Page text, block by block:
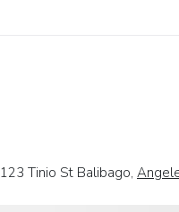
123 Tinio St Balibago,